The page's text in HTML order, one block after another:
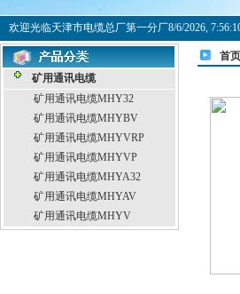
欢迎光临天津市电缆总厂第一分厂8/6/2026,
矿用通讯电缆
矿用通讯电缆MHY32
矿用通讯电缆MHYBV
矿用通讯电缆MHYVRP
矿用通讯电缆MHYVP
矿用通讯电缆MHYA32
矿用通讯电缆MHYAV
矿用通讯电缆MHYV
首页